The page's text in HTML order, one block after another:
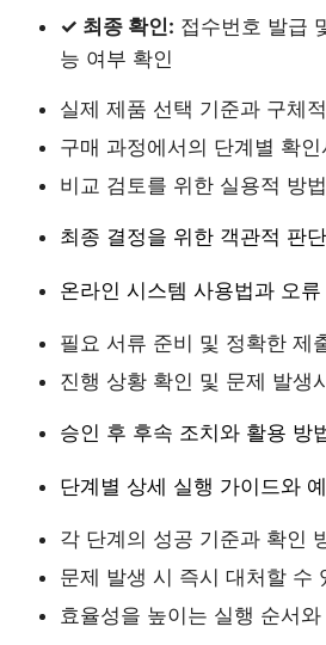
✓ 최종 확인: 접수번호 발급
능 여부 확인
실제 제품 선택 기준과 구체
구매 과정에서의 단계별 확
비교 검토를 위한 실용적 방
최종 결정을 위한 객관적 판
온라인 시스템 사용법과 오류
필요 서류 준비 및 정확한 제
진행 상황 확인 및 문제 발생
승인 후 후속 조치와 활용 방
단계별 상세 실행 가이드와
각 단계의 성공 기준과 확인
문제 발생 시 즉시 대처할 수
효율성을 높이는 실행 순서와